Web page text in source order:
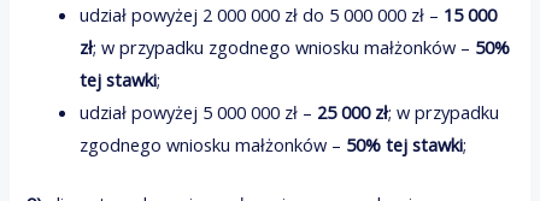
udział powyżej 2 000 000 zł do 5 000 000 zł – 15 000
zł; w przypadku zgodnego wniosku małżonków – 50%
tej stawki;
udział powyżej 5 000 000 zł – 25 000 zł; w przypadku
zgodnego wniosku małżonków – 50% tej stawki;